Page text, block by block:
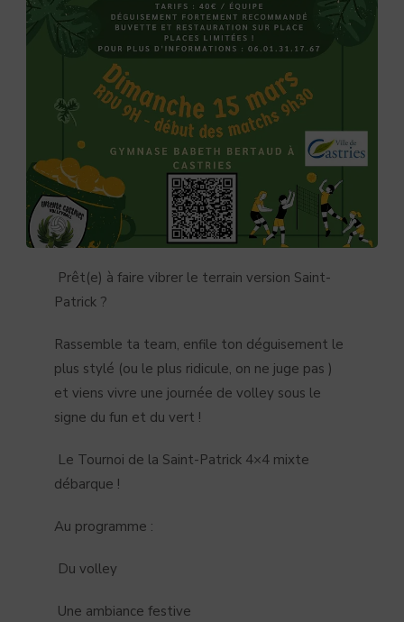
Prêt(e) à faire vibrer le terrain version Saint-
Patrick ?
Rassemble ta team, enfile ton déguisement le
plus stylé (ou le plus ridicule, on ne juge pas )
et viens vivre une journée de volley sous le
signe du fun et du vert !
Le Tournoi de la Saint-Patrick 4×4 mixte
débarque !
Au programme :
Du volley
Une ambiance festive